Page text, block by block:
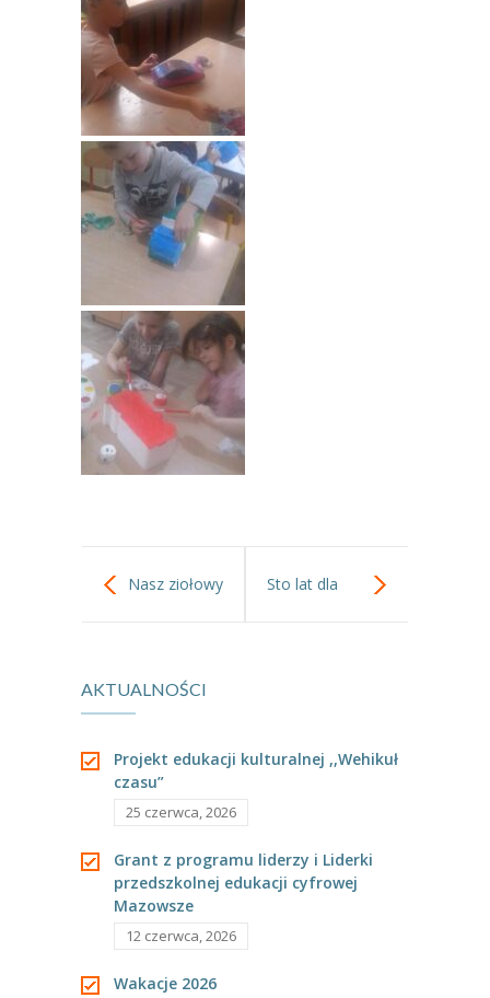
Nasz ziołowy Sto lat dla
AKTUALNOŚCI
Projekt edukacji kulturalnej ,,Wehikuł
czasu”
25 czerwca, 2026
Grant z programu liderzy i Liderki
przedszkolnej edukacji cyfrowej
Mazowsze
12 czerwca, 2026
Wakacje 2026